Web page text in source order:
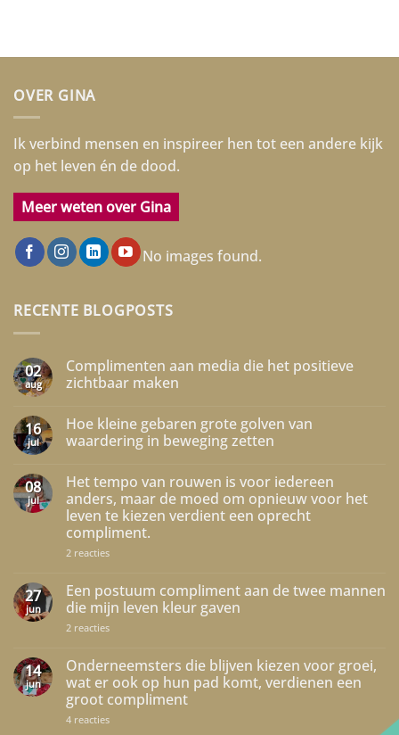
OVER GINA
Ik verbind mensen en inspireer hen tot een andere kijk
op het leven én de dood.
Meer weten over Gina
No images found.
RECENTE BLOGPOSTS
02
aug
Complimenten aan media die het positieve
zichtbaar maken
op
Complimenten
aan
het
positieve
zichtbaar
maken
16
jul
Hoe kleine gebaren grote golven van
waardering in beweging zetten
op
Hoe
kleine
gebaren
grote
golven
van
beweging
zetten
08
jul
Het tempo van rouwen is voor iedereen
anders, maar de moed om opnieuw voor het
leven te kiezen verdient een oprecht
compliment.
2 reactiesop
van
rouwen
is
iedereen
de
moed
om
opnieuw
het
27
jun
Een postuum compliment aan de twee mannen
die mijn leven kleur gaven
2 reactiesop
compliment
aan
de
twee
mannen
die
14
jun
Onderneemsters die blijven kiezen voor groei,
wat er ook op hun pad komt, verdienen een
groot compliment
4 reactiesop